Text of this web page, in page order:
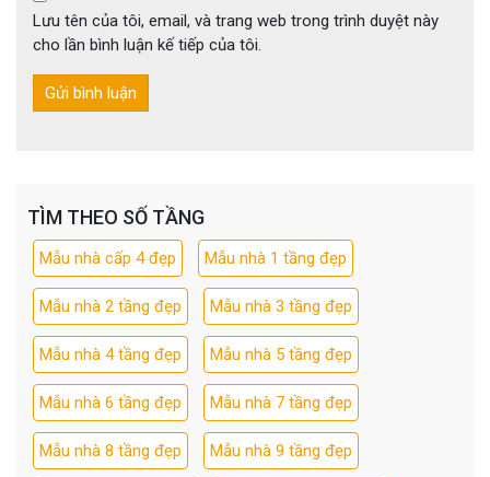
Lưu tên của tôi, email, và trang web trong trình duyệt này
cho lần bình luận kế tiếp của tôi.
TÌM THEO SỐ TẦNG
Mẫu nhà cấp 4 đẹp Mẫu nhà 1 tầng đẹp
Mẫu nhà 2 tầng đẹp Mẫu nhà 3 tầng đẹp
Mẫu nhà 4 tầng đẹp Mẫu nhà 5 tầng đẹp
Mẫu nhà 6 tầng đẹp Mẫu nhà 7 tầng đẹp
Mẫu nhà 8 tầng đẹp Mẫu nhà 9 tầng đẹp